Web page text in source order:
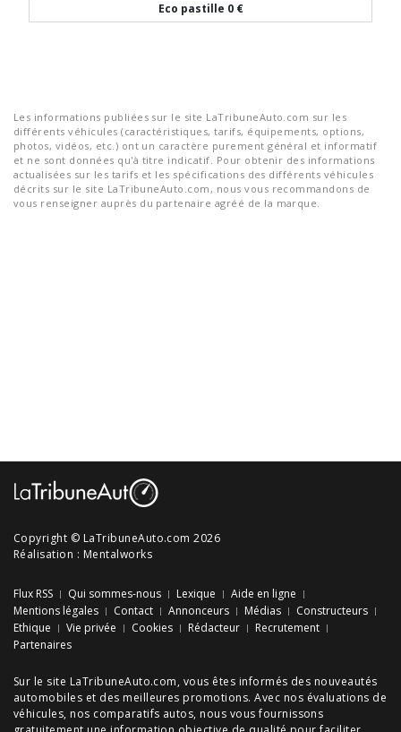
Eco pastille 0 €
Les informations publiées sur le site LaTribuneAuto.com sur les
différents véhicules (caractéristiques, tarifs, équipements, options,
photos, vidéos, etc.) ont un caractère purement général et informatif
et ne sont données qu'à titre indicatif. Pour obtenir des informations
actualisées sur les tarifs et les spécifications des différents véhicules
décrits sur le site LaTribuneAuto.com, nous vous recommandons de
vous renseigner auprès du partenaire agréé de la marque.
Copyright © LaTribuneAuto.com 2026
Réalisation : Mentalworks
Flux RSS Qui sommes-nous Lexique
Aide en ligne
Mentions légales
Contact Annonceurs Médias
Constructeurs
Ethique
Vie privée Cookies Rédacteur
Recrutement
Partenaires
Sur le site LaTribuneAuto.com, vous êtes informés des nouveautés
automobiles et des meilleures promotions. Avec nos évaluations de
véhicules, nos comparatifs autos, nous vous fournissons